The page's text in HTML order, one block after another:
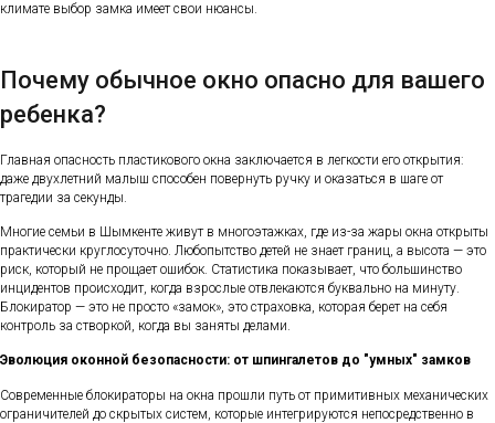
климате выбор замка имеет свои нюансы.
Почему обычное окно опасно для вашего
ребенка?
Главная опасность пластикового окна заключается в легкости его открытия:
даже двухлетний малыш способен повернуть ручку и оказаться в шаге от
трагедии за секунды.
Многие семьи в Шымкенте живут в многоэтажках, где из-за жары окна открыты
практически круглосуточно. Любопытство детей не знает границ, а высота — это
риск, который не прощает ошибок. Статистика показывает, что большинство
инцидентов происходит, когда взрослые отвлекаются буквально на минуту.
Блокиратор — это не просто «замок», это страховка, которая берет на себя
контроль за створкой, когда вы заняты делами.
Эволюция оконной безопасности: от шпингалетов до "умных" замков
Современные блокираторы на окна прошли путь от примитивных механических
ограничителей до скрытых систем, которые интегрируются непосредственно в